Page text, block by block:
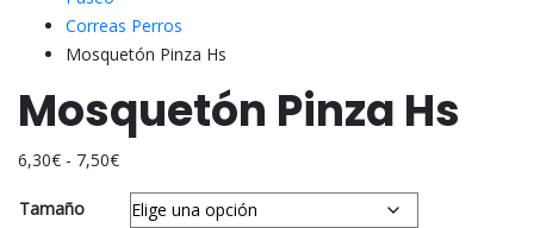
Correas Perros
Mosquetón Pinza Hs
Mosquetón Pinza Hs
6,30€ - 7,50€Rango
de
precios:
Tamaño